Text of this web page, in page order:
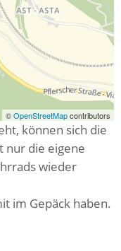
©OpenStreetMapcontributors
können sich die
nur die eigene
wieder
im Gepäck haben.